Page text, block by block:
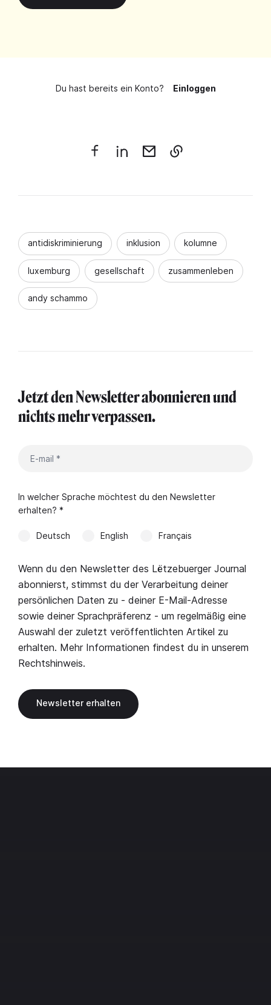
Du hast bereits ein Konto? Einloggen
antidiskriminierung inklusion kolumne
luxemburg gesellschaft zusammenleben
andy schammo
Jetzt den Newsletter abonnieren und
nichts mehr verpassen.
In welcher Sprache möchtest du den Newsletter
erhalten? *
Deutsch English Français
Wenn du den Newsletter des Lëtzebuerger Journal
abonnierst, stimmst du der Verarbeitung deiner
persönlichen Daten zu - deiner E-Mail-Adresse
sowie deiner Sprachpräferenz - um regelmäßig eine
Auswahl der zuletzt veröffentlichten Artikel zu
erhalten. Mehr Informationen findest du in unserem
Rechtshinweis.